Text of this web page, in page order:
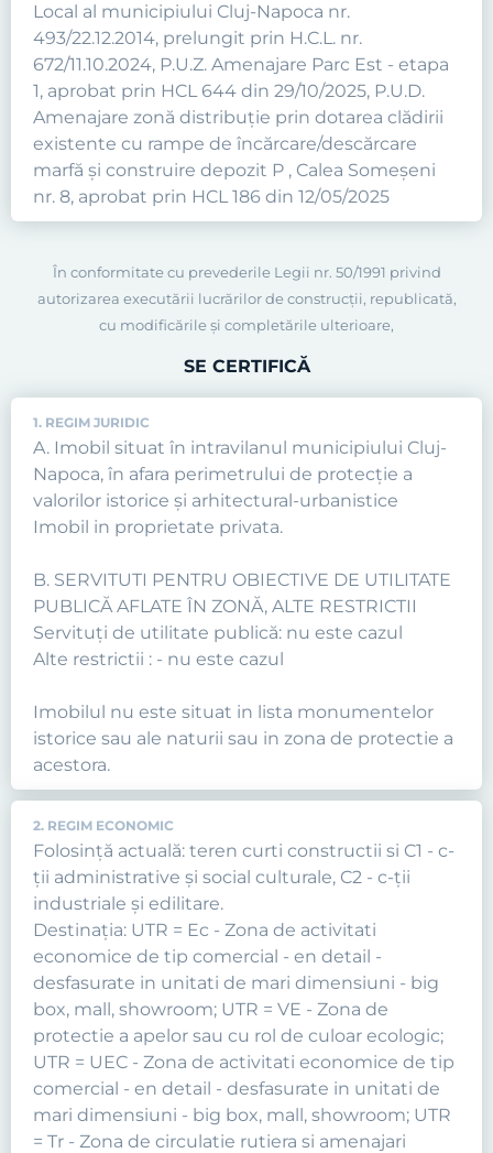
Local al municipiului Cluj-Napoca nr.
493/22.12.2014, prelungit prin H.C.L. nr.
672/11.10.2024, P.U.Z. Amenajare Parc Est - etapa
1, aprobat prin HCL 644 din 29/10/2025, P.U.D.
Amenajare zonă distribuție prin dotarea clădirii
existente cu rampe de încărcare/descărcare
marfă și construire depozit P , Calea Someșeni
nr. 8, aprobat prin HCL 186 din 12/05/2025
În conformitate cu prevederile Legii nr. 50/1991 privind
autorizarea executării lucrărilor de construcţii, republicată,
cu modificările şi completările ulterioare,
SE CERTIFICĂ
1. REGIM JURIDIC
A. Imobil situat în intravilanul municipiului Cluj-
Napoca, în afara perimetrului de protecţie a
valorilor istorice şi arhitectural-urbanistice
Imobil in proprietate privata.
B. SERVITUTI PENTRU OBIECTIVE DE UTILITATE
PUBLICĂ AFLATE ÎN ZONĂ, ALTE RESTRICTII
Servituţi de utilitate publică: nu este cazul
Alte restrictii : - nu este cazul
Imobilul nu este situat in lista monumentelor
istorice sau ale naturii sau in zona de protectie a
acestora.
2. REGIM ECONOMIC
Folosință actuală: teren curti constructii si C1 - c-
ții administrative și social culturale, C2 - c-ții
industriale și edilitare.
Destinația: UTR = Ec - Zona de activitati
economice de tip comercial - en detail -
desfasurate in unitati de mari dimensiuni - big
box, mall, showroom; UTR = VE - Zona de
protectie a apelor sau cu rol de culoar ecologic;
UTR = UEC - Zona de activitati economice de tip
comercial - en detail - desfasurate in unitati de
mari dimensiuni - big box, mall, showroom; UTR
= Tr - Zona de circulatie rutiera si amenajari